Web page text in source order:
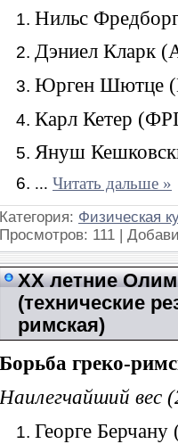
Нильс
Дэниел Кларк
Юрген Шютце
Карл Кетер
Януш
... Читать дальше »
Категория: Физическая
Просмотров: 111 |
XX летние
(технические
римская)
Борьба греко-
Наилегчайший вес
Георге